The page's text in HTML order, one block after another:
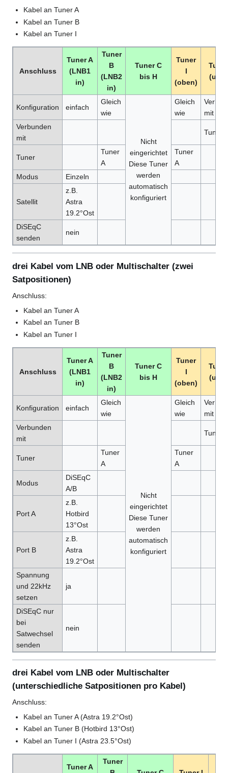
Kabel an Tuner A
Kabel an Tuner B
Kabel an Tuner I
Anschluss
Tuner A
(LNB1
in)
Tuner
B
(LNB2
in)
Tuner C
bis H
Tuner
I
(oben)
Konfiguration einfach
Gleich
wie
Nicht
eingerichtet
Diese Tuner
werden
automatisch
konfiguriert
Gleich
wie
mit
Verbunden
mit
Tuner I
Tuner
Tuner
A
Tuner
A
Modus
Einzeln
Satellit
z.B.
Astra
19.2°Ost
DiSEqC
senden
nein
drei Kabel vom LNB oder Multischalter (zwei
Satpositionen)
Anschluss:
Kabel an Tuner A
Kabel an Tuner B
Kabel an Tuner I
Anschluss
Tuner A
(LNB1
in)
Tuner
B
(LNB2
in)
Tuner C
bis H
Tuner
I
(oben)
Konfiguration einfach
Gleich
wie
Nicht
eingerichtet
Diese Tuner
werden
automatisch
konfiguriert
Gleich
wie
mit
Verbunden
mit
Tuner I
Tuner
Tuner
A
Tuner
A
Modus
DiSEqC
A/B
Port A
z.B.
Hotbird
13°Ost
Port B
z.B.
Astra
19.2°Ost
Spannung
und 22kHz
setzen
ja
DiSEqC nur
bei
Satwechsel
senden
nein
drei Kabel vom LNB oder Multischalter
(unterschiedliche Satpositionen pro Kabel)
Anschluss:
Kabel an Tuner A (Astra 19.2°Ost)
Kabel an Tuner B (Hotbird 13°Ost)
Kabel an Tuner I (Astra 23.5°Ost)
Tuner A
Tuner